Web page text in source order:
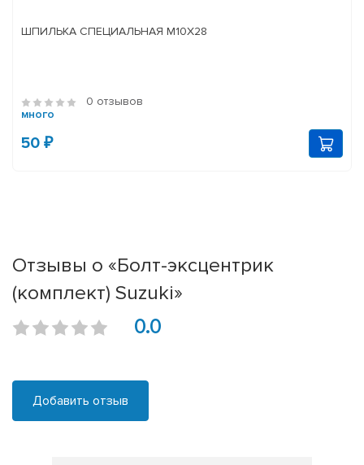
ШПИЛЬКА СПЕЦИАЛЬНАЯ М10Х28
0 отзывов
много
50 ₽
Отзывы о «Болт-эксцентрик
(комплект) Suzuki»
0.0
Добавить отзыв